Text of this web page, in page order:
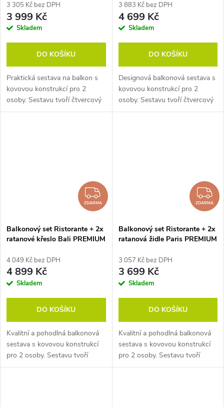
3 305 Kč bez DPH
3 999 Kč
Skladem
DO KOŠÍKU
Praktická sestava na balkon s
kovovou konstrukcí pro 2
osoby. Sestavu tvoří čtvercový
stůl s deskou z artwoodu a
3 883 Kč bez DPH
4 699 Kč
Skladem
DO KOŠÍKU
Designová balkonová sestava s
kovovou konstrukcí pro 2
osoby. Sestavu tvoří čtvercový
stůl s deskou z artwoodu a
ZDARMA
ZDARMA
Balkonový set Ristorante + 2x
ratanové křeslo Bali PREMIUM
4 049 Kč bez DPH
4 899 Kč
Skladem
DO KOŠÍKU
Kvalitní a pohodlná balkonová
sestava s kovovou konstrukcí
pro 2 osoby. Sestavu tvoří
čtvercový stůl s deskou z
ZDARMA
Balkonový set Ristorante + 2x
ratanová židle Paris PREMIUM
3 057 Kč bez DPH
3 699 Kč
Skladem
DO KOŠÍKU
Kvalitní a pohodlná balkonová
sestava s kovovou konstrukcí
pro 2 osoby. Sestavu tvoří
čtvercový stůl s deskou z